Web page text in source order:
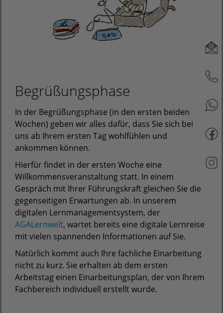
Begrüßungsphase
In der Begrüßungsphase (in den ersten beiden
Wochen) geben wir alles dafür, dass Sie sich bei
uns ab Ihrem ersten Tag wohlfühlen und
ankommen können.
Hierfür findet in der ersten Woche eine
Willkommensveranstaltung statt. In einem
Gespräch mit Ihrer Führungskraft gleichen Sie die
gegenseitigen Erwartungen ab. In unserem
digitalen Lernmanagementsystem, der
AGALernwelt, wartet bereits eine digitale Lernreise
mit vielen spannenden Informationen auf Sie.
Natürlich kommt auch Ihre fachliche Einarbeitung
nicht zu kurz. Sie erhalten ab dem ersten
Arbeitstag einen Einarbeitungsplan, der von Ihrem
Fachbereich individuell erstellt wurde.